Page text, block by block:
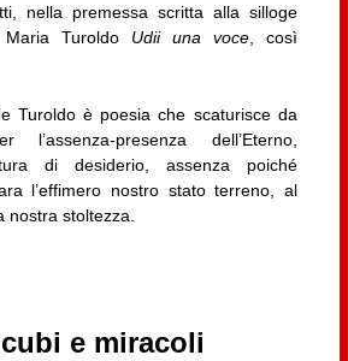
nella premessa scritta alla silloge
Turoldo Udii una voce, così
Turoldo è poesia che scaturisce da
l’assenza-presenza dell’Eterno,
di desiderio, assenza poiché
l’effimero nostro stato terreno, al
nostra stoltezza.
e miracoli